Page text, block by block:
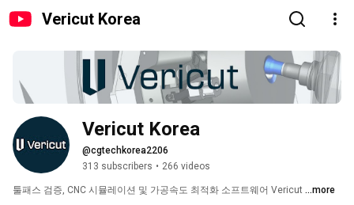
Vericut Korea
Vericut Korea
@cgtechkorea2206
313 subscribers • 266 videos
툴패스 검증, CNC 시뮬레이션 및 가공속도 최적화 소프트웨어 Vericut ...more